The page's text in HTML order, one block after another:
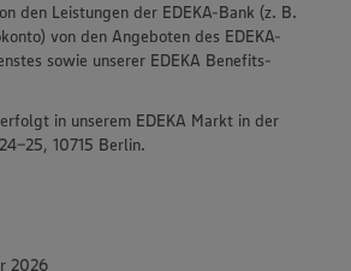
den Leistungen der EDEKA-Bank (z. B.
von den Angeboten des EDEKA-
sowie unserer EDEKA Benefits-
in unserem EDEKA Markt in der
25, 10715 Berlin.
2026